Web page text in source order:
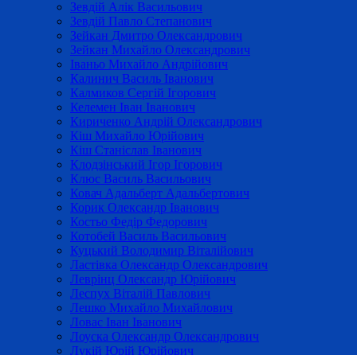
Зевдій Алік Васильович
Зевдій Павло Степанович
Зейкан Дмитро Олександрович
Зейкан Михайло Олександрович
Іваньо Михайло Андрійович
Калинич Василь Іванович
Калмиков Сергій Ігорович
Келемен Іван Іванович
Кириченко Андрій Олександрович
Кіш Михайло Юрійович
Кіш Станіслав Іванович
Клодзінський Ігор Ігорович
Клюс Василь Васильович
Ковач Адальберт Адальбертович
Корик Олександр Іванович
Костьо Федір Федорович
Котобей Василь Васильович
Куцький Володимир Віталійович
Ластівка Олександр Олександрович
Леврінц Олександр Юрійович
Леспух Віталій Павлович
Лешко Михайло Михайлович
Ловас Іван Іванович
Лоуска Олександр Олександрович
Лукій Юрій Юрійович